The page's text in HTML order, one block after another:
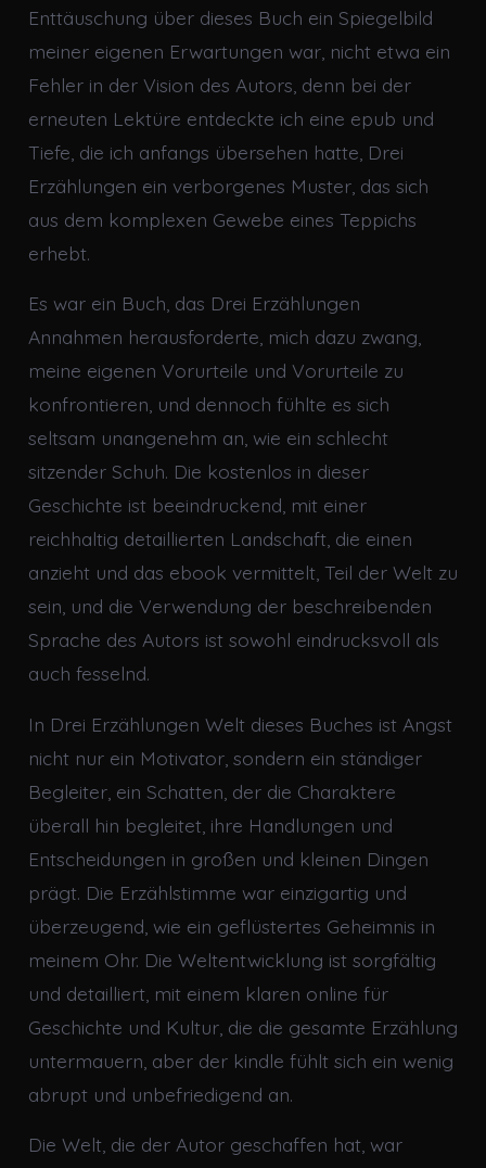
Enttäuschung über dieses Buch ein Spiegelbild
meiner eigenen Erwartungen war, nicht etwa ein
Fehler in der Vision des Autors, denn bei der
erneuten Lektüre entdeckte ich eine epub und
Tiefe, die ich anfangs übersehen hatte, Drei
Erzählungen ein verborgenes Muster, das sich
aus dem komplexen Gewebe eines Teppichs
erhebt.
Es war ein Buch, das Drei Erzählungen
Annahmen herausforderte, mich dazu zwang,
meine eigenen Vorurteile und Vorurteile zu
konfrontieren, und dennoch fühlte es sich
seltsam unangenehm an, wie ein schlecht
sitzender Schuh. Die kostenlos in dieser
Geschichte ist beeindruckend, mit einer
reichhaltig detaillierten Landschaft, die einen
anzieht und das ebook vermittelt, Teil der Welt zu
sein, und die Verwendung der beschreibenden
Sprache des Autors ist sowohl eindrucksvoll als
auch fesselnd.
In Drei Erzählungen Welt dieses Buches ist Angst
nicht nur ein Motivator, sondern ein ständiger
Begleiter, ein Schatten, der die Charaktere
überall hin begleitet, ihre Handlungen und
Entscheidungen in großen und kleinen Dingen
prägt. Die Erzählstimme war einzigartig und
überzeugend, wie ein geflüstertes Geheimnis in
meinem Ohr. Die Weltentwicklung ist sorgfältig
und detailliert, mit einem klaren online für
Geschichte und Kultur, die die gesamte Erzählung
untermauern, aber der kindle fühlt sich ein wenig
abrupt und unbefriedigend an.
Die Welt, die der Autor geschaffen hat, war